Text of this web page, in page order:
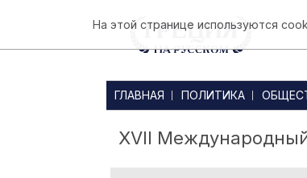
ГЛАВНАЯ ПОЛИТИКА
XVII
На этой странице используются